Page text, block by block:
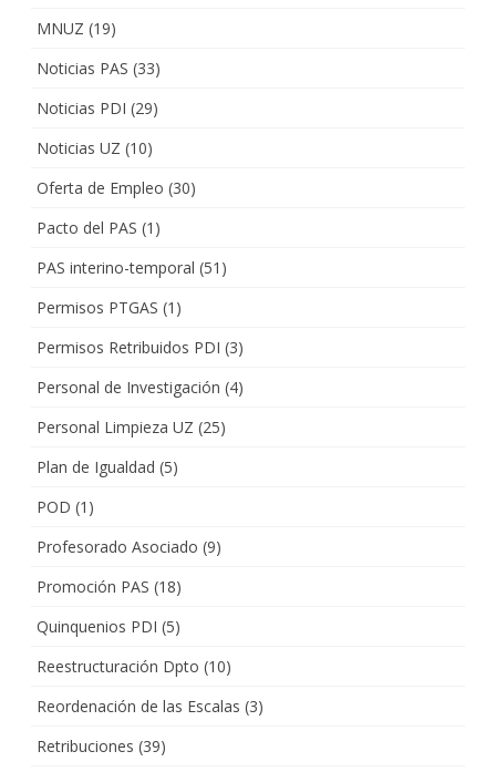
MNUZ (19)
Noticias PAS (33)
Noticias PDI (29)
Noticias UZ (10)
Oferta de Empleo (30)
Pacto del PAS (1)
PAS interino-temporal (51)
Permisos PTGAS (1)
Permisos Retribuidos PDI (3)
Personal de Investigación (4)
Personal Limpieza UZ (25)
Plan de Igualdad (5)
POD (1)
Profesorado Asociado (9)
Promoción PAS (18)
Quinquenios PDI (5)
Reestructuración Dpto (10)
Reordenación de las Escalas (3)
Retribuciones (39)